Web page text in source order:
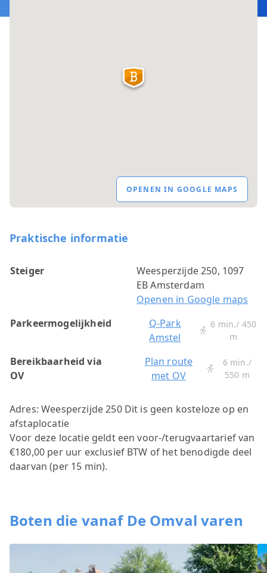
OPENEN IN GOOGLE MAPS
Praktische informatie
Steiger
Weesperzijde 250, 1097
EB Amsterdam
Openen in Google maps
Parkeermogelijkheid
Q-Park
Amstel
6 min./ 450
m
Bereikbaarheid via
OV
Plan route
met OV
6 min./
550 m
Adres: Weesperzijde 250 Dit is geen kosteloze op en
afstaplocatie
Voor deze locatie geldt een voor-/terugvaartarief van
€180,00 per uur exclusief BTW of het benodigde deel
daarvan (per 15 min).
Boten die vanaf De Omval varen